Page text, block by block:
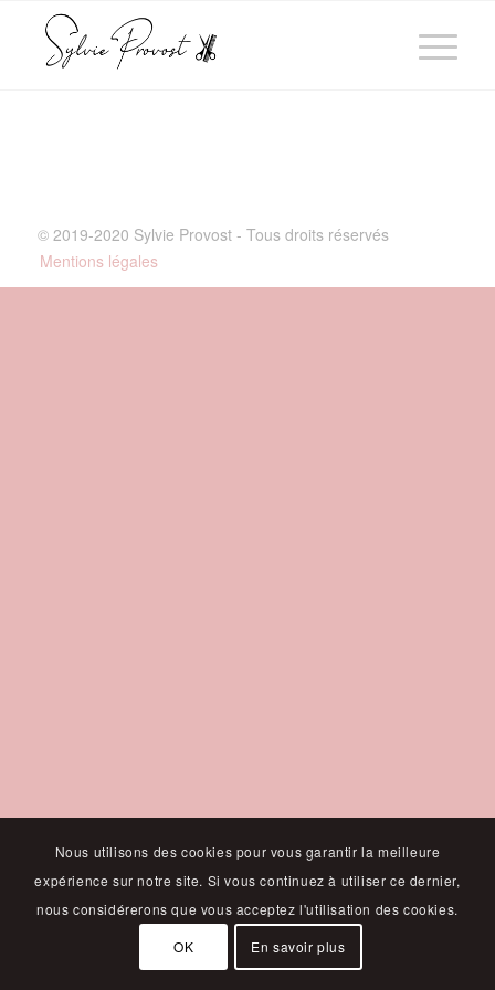
© 2019-2020 Sylvie Provost - Tous droits réservés
Mentions légales
Nous utilisons des cookies pour vous garantir la meilleure
expérience sur notre site. Si vous continuez à utiliser ce dernier,
nous considérerons que vous acceptez l'utilisation des cookies.
OK En savoir plus